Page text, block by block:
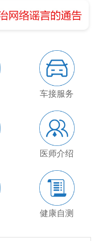
车接服务
医师介绍
健康自测